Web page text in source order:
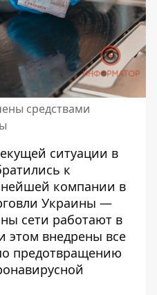
средствами
ситуации в
к
компании в
Украины —
сети работают в
внедрены все
предотвращению